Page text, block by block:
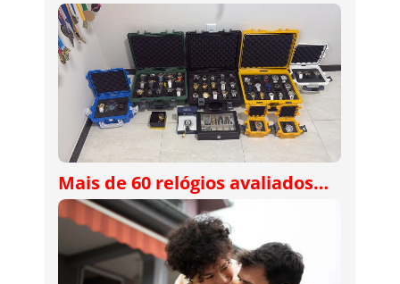
Mais de 60 relógios avaliados…